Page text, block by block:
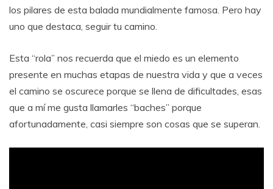
los pilares de esta balada mundialmente famosa. Pero hay
uno que destaca, seguir tu camino.
Esta “rola” nos recuerda que el miedo es un elemento
presente en muchas etapas de nuestra vida y que a veces
el camino se oscurece porque se llena de dificultades, esas
que a mí me gusta llamarles “baches” porque
afortunadamente, casi siempre son cosas que se superan.